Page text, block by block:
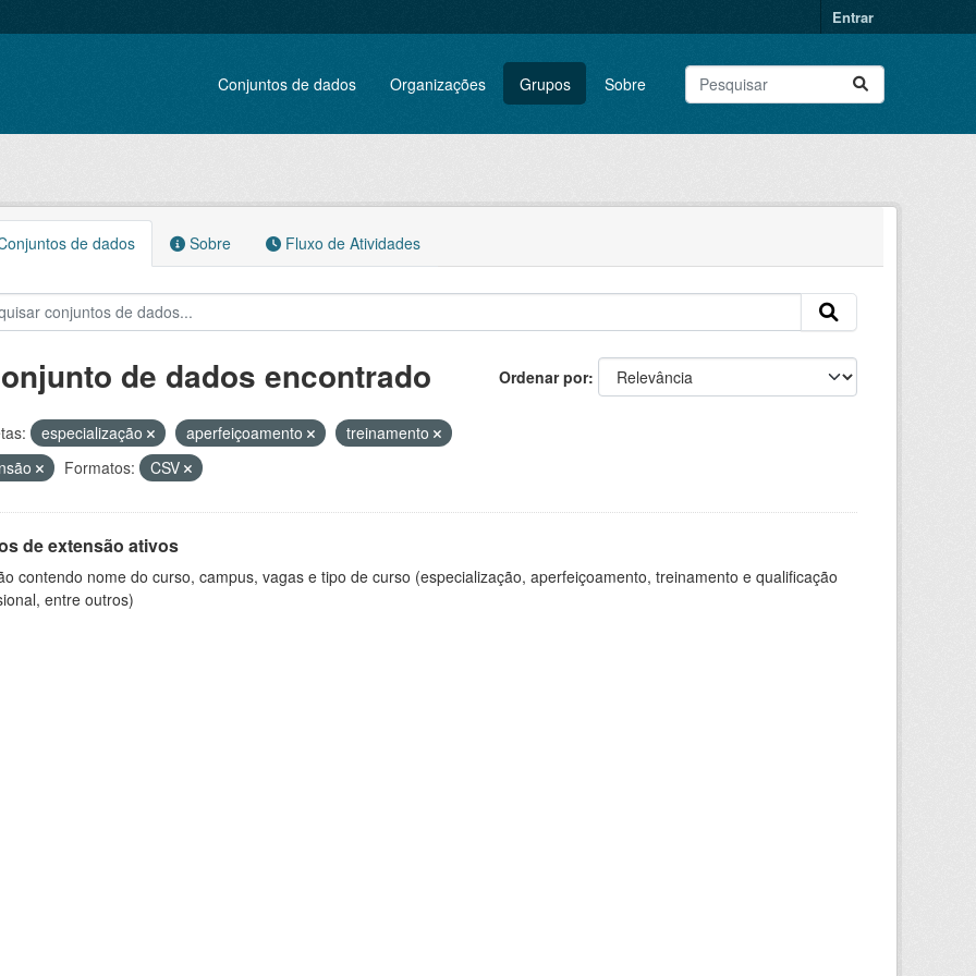
Entrar
Conjuntos de dados Organizações Grupos Sobre
de dados Sobre Fluxo de Atividades
Ordenar por
de dados encontrado
especialização aperfeiçoamento
treinamento
Formatos: CSV
de extensão ativos
contendo nome do curso, campus, vagas e tipo de curso (especialização, aperfeiçoamento, treinamento e qualificação
entre outros)